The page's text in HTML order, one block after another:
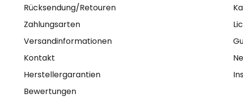
Rücksendung/Retouren
Zahlungsarten
Versandinformationen
Kontakt
Herstellergarantien
Bewertungen